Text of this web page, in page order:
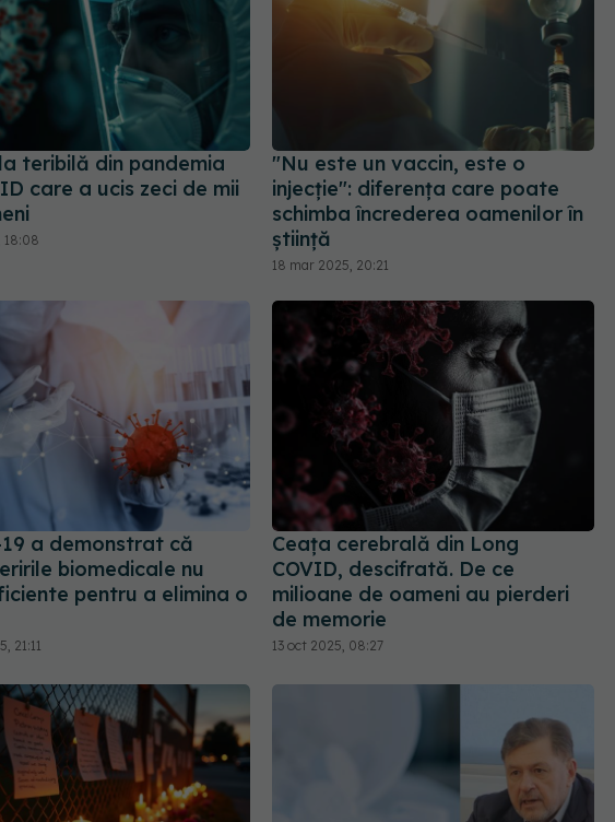
teribilă din pandemia
care a ucis zeci de mii
18:08
"Nu este un vaccin, este o
injecție": diferența care poate
schimba încrederea oamenilor în
știință
18 mar 2025, 20:21
a demonstrat că
biomedicale nu
pentru a elimina o
21:11
Ceața cerebrală din Long
COVID, descifrată. De ce
milioane de oameni au pierderi
de memorie
13 oct 2025, 08:27